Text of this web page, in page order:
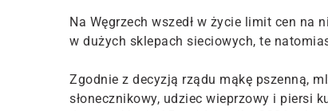
Na Węgrzech wszedł w życie limit cen na
w dużych sklepach sieciowych, te
Zgodnie z decyzją rządu mąkę pszenną,
słonecznikowy, udziec wieprzowy i piersi